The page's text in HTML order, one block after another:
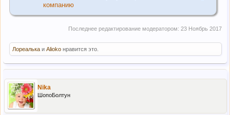
компанию
Последнее редактирование модератором: 23 Ноябрь 2017
Лореалька и Alioko нравится это.
Nika
ШопоБолтун